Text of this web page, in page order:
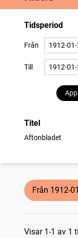
Tidsperiod
Från
Till
Titel
Aftonbladet
träffar
Från 1912-
Visar 1-1 av 1